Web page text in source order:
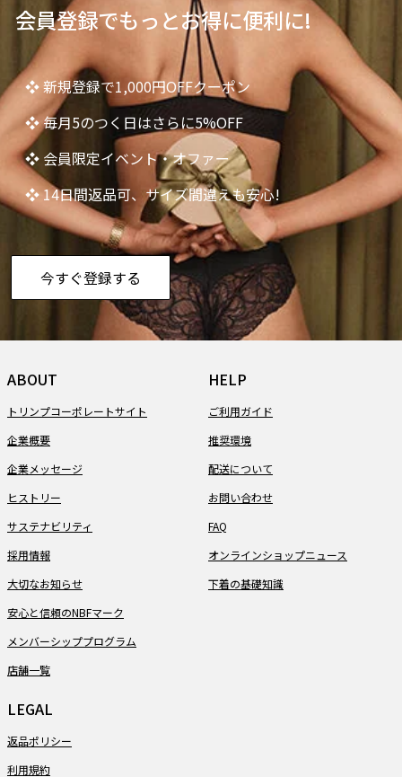
会員登録でもっとお得に便利に!
❖ 新規登録で1,000円OFFクーポン
❖ 毎月5のつく日はさらに5%OFF
❖ 会員限定イベント・オファー
❖ 14日間返品可、サイズ間違えも安心!
今すぐ登録する
ABOUT
トリンプコーポレートサイト
企業概要
企業メッセージ
ヒストリー
サステナビリティ
採用情報
大切なお知らせ
安心と信頼のNBFマーク
メンバーシッププログラム
店舗一覧
HELP
ご利用ガイド
推奨環境
配送について
お問い合わせ
FAQ
オンラインショップニュース
下着の基礎知識
LEGAL
返品ポリシー
利用規約